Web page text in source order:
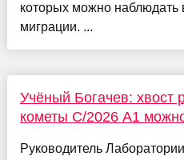
которых можно
миграции. ...
Учёный Богачев: хвост
кометы C/2026 A1
Руководитель